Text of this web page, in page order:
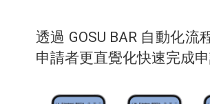
透過 GOSU BAR 自動化流
申請者更直覺化快速完成